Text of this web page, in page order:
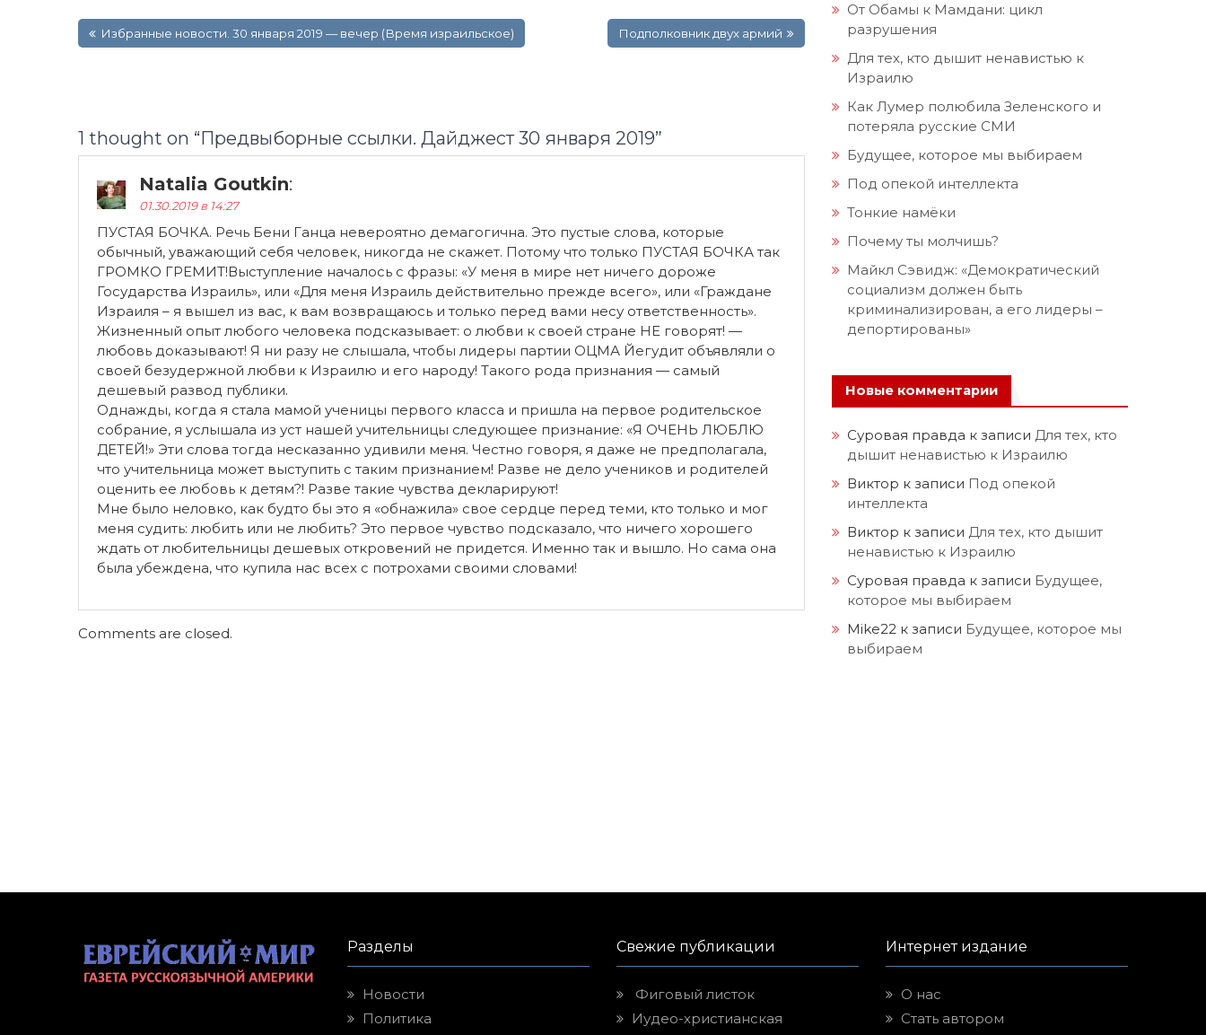
по Избранные новости. 30 января 2019 — вечер (Время израильское) Подполковник двух армий
1 thought on “Предвыборные ссылки. Дайджест 30 января 2019”
Natalia Goutkin:
01.30.2019 в 14:27
ПУСТАЯ БОЧКА. Речь Бени Ганца невероятно демагогична. Это пустые слова, которые
обычный, уважающий себя человек, никогда не скажет. Потому что только ПУСТАЯ БОЧКА так
ГРОМКО ГРЕМИТ!Выступление началось с фразы: «У меня в мире нет ничего дороже
Государства Израиль», или «Для меня Израиль действительно прежде всего», или «Граждане
Израиля – я вышел из вас, к вам возвращаюсь и только перед вами несу ответственность».
Жизненный опыт любого человека подсказывает: о любви к своей стране НЕ говорят! —
любовь доказывают! Я ни разу не слышала, чтобы лидеры партии ОЦМА Йегудит объявляли о
своей безудержной любви к Израилю и его народу! Такого рода признания — самый
дешевый развод публики.
Однажды, когда я стала мамой ученицы первого класса и пришла на первое родительское
собрание, я услышала из уст нашей учительницы следующее признание: «Я ОЧЕНЬ ЛЮБЛЮ
ДЕТЕЙ!» Эти слова тогда несказанно удивили меня. Честно говоря, я даже не предполагала,
что учительница может выступить с таким признанием! Разве не дело учеников и родителей
оценить ее любовь к детям?! Разве такие чувства декларируют!
Мне было неловко, как будто бы это я «обнажила» свое сердце перед теми, кто только и мог
меня судить: любить или не любить? Это первое чувство подсказало, что ничего хорошего
ждать от любительницы дешевых откровений не придется. Именно так и вышло. Но сама она
была убеждена, что купила нас всех с потрохами своими словами!
Comments are closed.
От Обамы к Мамдани: цикл
разрушения
Для тех, кто дышит ненавистью к
Израилю
Как Лумер полюбила Зеленского и
потеряла русские СМИ
Будущее, которое мы выбираем
Под опекой интеллекта
Тонкие намёки
Почему ты молчишь?
Майкл Сэвидж: «Демократический
социализм должен быть
криминализирован, а его лидеры –
депортированы»
Новые комментарии
Суровая правда к записи Для тех, кто
дышит ненавистью к Израилю
Виктор к записи Под опекой
интеллекта
Виктор к записи Для тех, кто дышит
ненавистью к Израилю
Суровая правда к записи Будущее,
которое мы выбираем
Mike22 к записи Будущее, которое мы
выбираем
Разделы
Новости
Политика
Свежие публикации
Фиговый листок
Иудео-христианская
Интернет издание
О нас
Стать автором